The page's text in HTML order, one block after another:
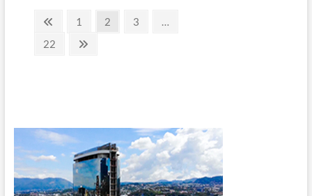
murieron
tratando
según
una
ONG
Paginación
de
PáginaPágina
1 Página
2 Página
3
…
Página
22
Página